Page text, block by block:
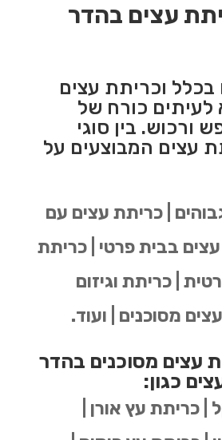
עצים בהדר
וכריתת עצים
לעיתים כורח של
ורכוש. בין סוגי
עצים המבוצעים על
| כריתת עצים עם
בבית פרטי | כריתת
| כריתת וגיזום
מסוכנים | ועוד.
עצים מסוכנים בהדר
כגון:
כריתת עץ אורן |